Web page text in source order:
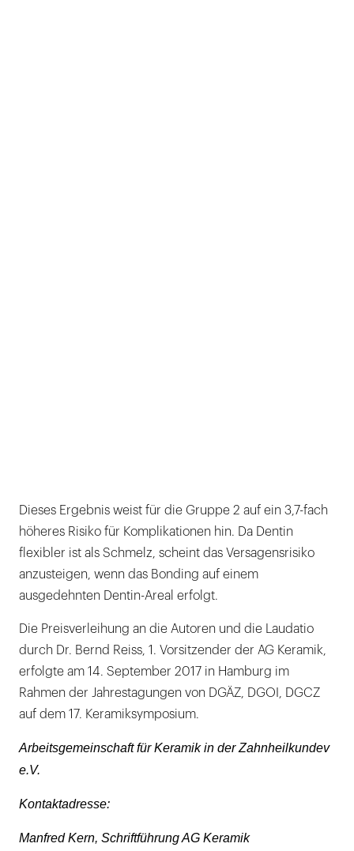
Dieses Ergebnis weist für die Gruppe 2 auf ein 3,7-fach
höheres Risiko für Komplikationen hin. Da Dentin
flexibler ist als Schmelz, scheint das Versagensrisiko
anzusteigen, wenn das Bonding auf einem
ausgedehnten Dentin-Areal erfolgt.
Die Preisverleihung an die Autoren und die Laudatio
durch Dr. Bernd Reiss, 1. Vorsitzender der AG Keramik,
erfolgte am 14. September 2017 in Hamburg im
Rahmen der Jahrestagungen von DGÄZ, DGOI, DGCZ
auf dem 17. Keramiksymposium.
Arbeitsgemeinschaft für Keramik in der Zahnheilkundev
e.V.
Kontaktadresse:
Manfred Kern, Schriftführung AG Keramik